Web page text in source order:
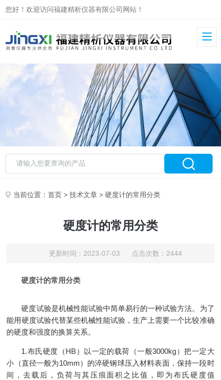
您好！欢迎访问福建精析仪器有限公司网站！
当前位置：首页 >技术文章 > 硬度计的常用分类
硬度计的常用分类
更新时间：2023-07-03 点击次数：2444
硬度计的常用分类
硬度试验是机械性能试验中简单易行的一种试验方法。为了
能用硬度试验代替某些机械性能试验，生产上需要一个比较准确
的硬度和强度的换算关系。
1.布氏硬度（HB）以一定的载荷（一般3000kg）把一定大
小（直径一般为10mm）的淬硬钢球压入材料表面，保持一段时
间，去载后，负荷与其压痕面积之比值，即为布氏硬度值